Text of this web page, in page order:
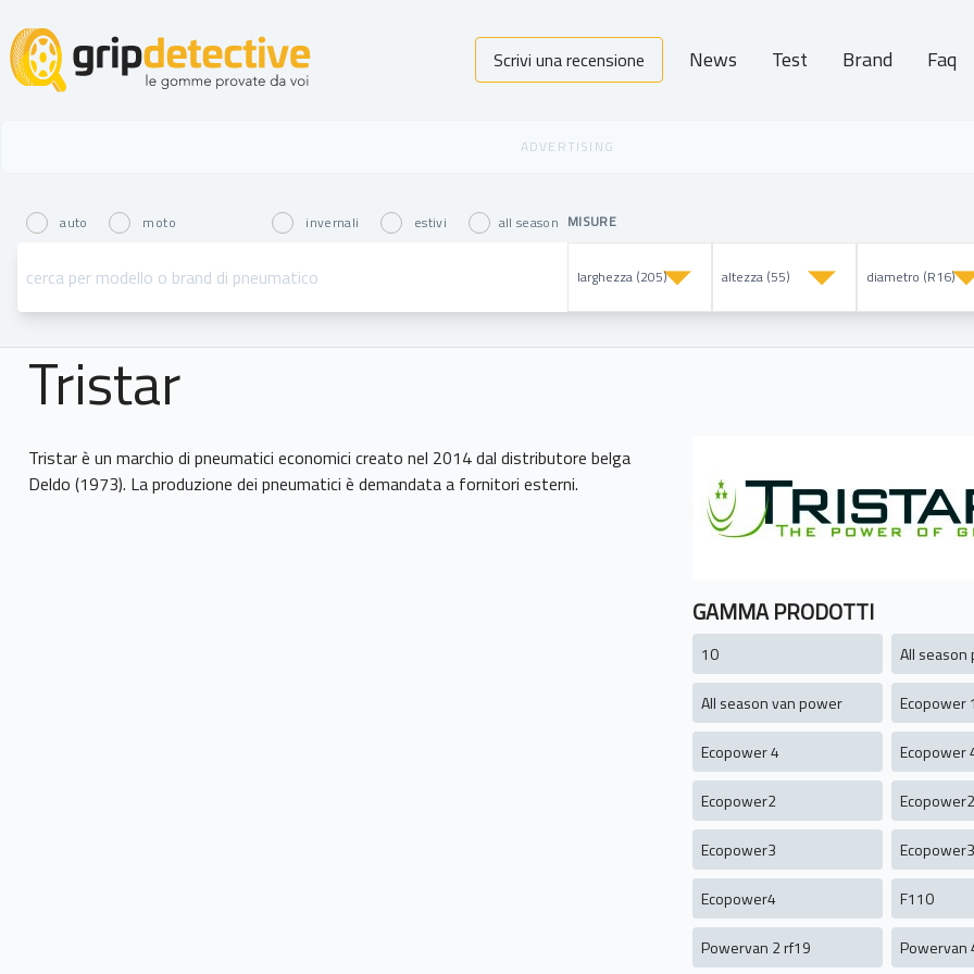
GripDetective Scrivi una recensione News Test Brand Faq
auto moto invernali estivi all season MISURE
Tristar
Tristar è un marchio di pneumatici economici creato nel 2014 dal distributore belga
GAMMA PRODOTTI
10 All season
All season van power Ecopower
Ecopower 4 Ecopower
Ecopower2
Ecopower3
Ecopower4 F110
Powervan 2 rf19 Powervan